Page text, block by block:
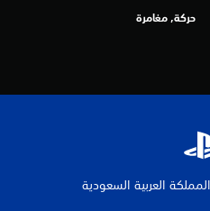
ق
حركة, مغامرة
العربية السعودية‏